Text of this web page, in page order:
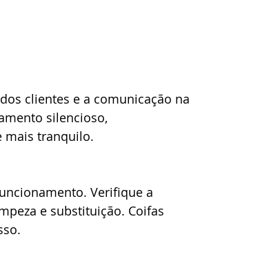
clientes e a comunicação na
silencioso,
mais tranquilo.
Verifique a
e substituição. Coifas